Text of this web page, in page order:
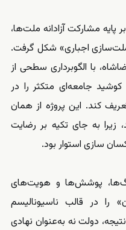
پایه مشارکت آزادانه ملت‌ها،
«ملت‌سازی اجباری» شکل گرفت.
با الگوبرداری سطحی از
کوشید جامعه‌ای متکثر را در
کند. این پروژه از همان
زیرا به جای تکیه بر رضایت
سازی استوار بود.
پوشش‌ها و هویت‌های
را در قالب ناسیونالیسم
دولت نه به‌عنوان نهادی